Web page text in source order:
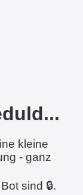
kleine
- ganz
sind 🔒.